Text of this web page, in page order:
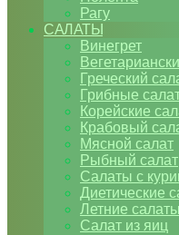
Рагу
САЛАТЫ
Винегрет
Греческий
Грибные
Корейские
Крабовый
Мясной салат
Рыбный салат
Салаты с
Диетические
Летние салаты
Салат из яиц